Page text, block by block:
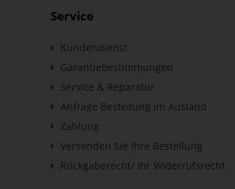
Service
Kundendienst
Garantiebestimmungen
Service & Reparatur
Anfrage Bestellung im Ausland
Zahlung
Versenden Sie Ihre Bestellung
Rückgaberecht/ Ihr Widerrufsrecht